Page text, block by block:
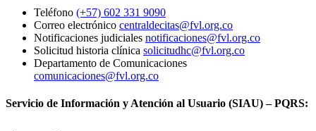
Teléfono (+57) 602 331 9090
Correo electrónico centraldecitas@fvl.org.co
Notificaciones judiciales notificaciones@fvl.org.co
Solicitud historia clínica solicitudhc@fvl.org.co
Departamento de Comunicaciones
comunicaciones@fvl.org.co
Servicio de Información y Atención al Usuario (SIAU) – PQRS: